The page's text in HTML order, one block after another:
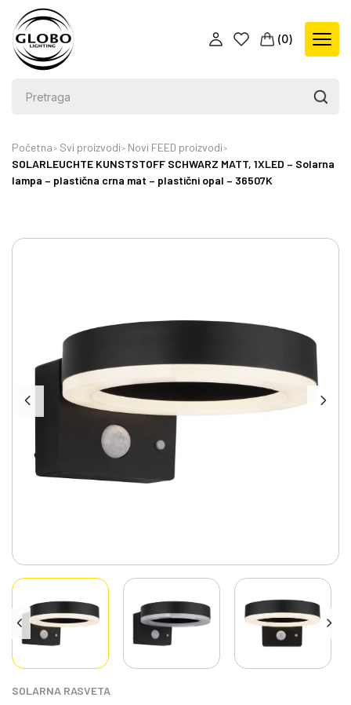
(0)
Početna Svi proizvodi
Novi FEED proizvodi
SOLARLEUCHTE KUNSTSTOFF SCHWARZ MATT, 1XLED – Solarna
lampa – plastična crna mat – plastični opal – 36507K
SOLARNA RASVETA